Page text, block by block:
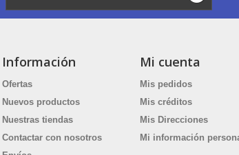
Información
Ofertas
Nuevos productos
Nuestras tiendas
Contactar con nosotros
Mi cuenta
Mis pedidos
Mis créditos
Mis Direcciones
Mi información